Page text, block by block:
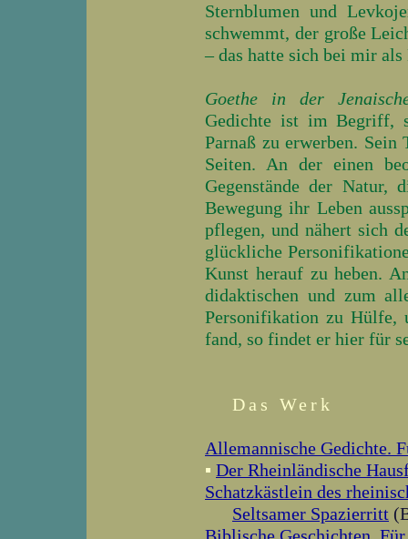
Sternblumen und
schwemmt, der große
– das hatte sich bei mir
Goethe in der
Gedichte ist im Begriff,
Parnaß zu erwerben. Sein
Seiten. An der einen
Gegenstände der Natur,
Bewegung ihr Leben
pflegen, und nähert sich
glückliche
Kunst herauf zu heben.
didaktischen und zum
Personifikation zu Hülfe,
fand, so findet er hier für
Das Werk
Allemannische Gedichte.
▪ Der Rheinländische
Schatzkästlein des
Seltsamer Spazierritt